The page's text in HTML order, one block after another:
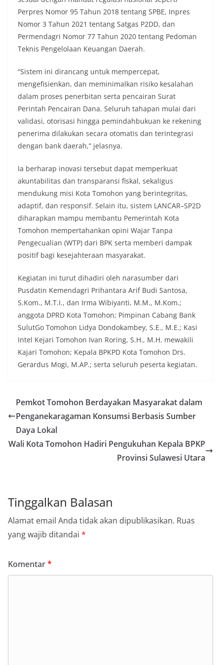
Perpres Nomor 95 Tahun 2018 tentang SPBE, Inpres
Nomor 3 Tahun 2021 tentang Satgas P2DD, dan
Permendagri Nomor 77 Tahun 2020 tentang Pedoman
Teknis Pengelolaan Keuangan Daerah.
“Sistem ini dirancang untuk mempercepat,
mengefisienkan, dan meminimalkan risiko kesalahan
dalam proses penerbitan serta pencairan Surat
Perintah Pencairan Dana. Seluruh tahapan mulai dari
validasi, otorisasi hingga pemindahbukuan ke rekening
penerima dilakukan secara otomatis dan terintegrasi
dengan bank daerah,” jelasnya.
Ia berharap inovasi tersebut dapat memperkuat
akuntabilitas dan transparansi fiskal, sekaligus
mendukung misi Kota Tomohon yang berintegritas,
adaptif, dan responsif. Selain itu, sistem LANCAR–SP2D
diharapkan mampu membantu Pemerintah Kota
Tomohon mempertahankan opini Wajar Tanpa
Pengecualian (WTP) dari BPK serta memberi dampak
positif bagi kesejahteraan masyarakat.
Kegiatan ini turut dihadiri oleh narasumber dari
Pusdatin Kemendagri Prihantara Arif Budi Santosa,
S.Kom., M.T.I., dan Irma Wibiyanti, M.M., M.Kom.;
anggota DPRD Kota Tomohon; Pimpinan Cabang Bank
SulutGo Tomohon Lidya Dondokambey, S.E., M.E.; Kasi
Intel Kejari Tomohon Ivan Roring, S.H., M.H. mewakili
Kajari Tomohon; Kepala BPKPD Kota Tomohon Drs.
Gerardus Mogi, M.AP.; serta seluruh peserta kegiatan.
Pemkot Tomohon Berdayakan Masyarakat dalam
Penganekaragaman Konsumsi Berbasis Sumber
Daya Lokal
Wali Kota Tomohon Hadiri Pengukuhan Kepala BPKP
Provinsi Sulawesi Utara
Tinggalkan Balasan
Alamat email Anda tidak akan dipublikasikan. Ruas
yang wajib ditandai *
Komentar*